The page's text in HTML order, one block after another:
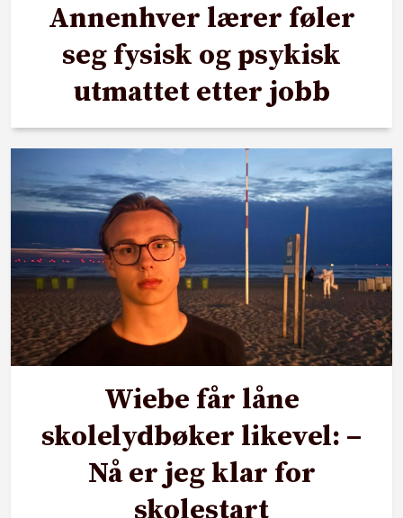
Annenhver lærer føler
seg fysisk og psykisk
utmattet etter jobb
Wiebe får låne
skolelydbøker likevel: –
Nå er jeg klar for
skolestart